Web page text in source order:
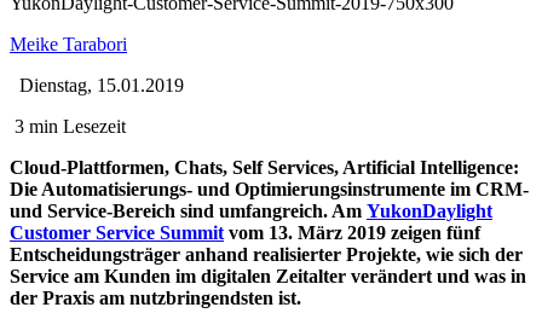
Meike Tarabori
Dienstag, 15.01.2019
3 min Lesezeit
Cloud-Plattformen, Chats, Self Services, Artificial Intelligence:
Die Automatisierungs- und Optimierungsinstrumente im CRM-
und Service-Bereich sind umfangreich. Am YukonDaylight
Customer Service Summit vom 13. März 2019 zeigen fünf
Entscheidungsträger anhand realisierter Projekte, wie sich der
Service am Kunden im digitalen Zeitalter verändert und was in
der Praxis am nutzbringendsten ist.